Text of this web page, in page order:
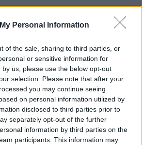
Personal Information
of the sale, sharing to third parties, or
or sensitive information for
us, please use the below opt-out
selection. Please note that after your
you may continue seeing
on personal information utilized by
disclosed to third parties prior to
separately opt-out of the further
information by third parties on the
participants. This information may
(Târziu)
(Surugiu)